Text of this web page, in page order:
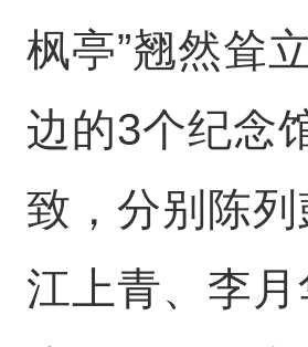
枫亭”翘然耸
边的3个纪念
致，分别陈列
江上青、李